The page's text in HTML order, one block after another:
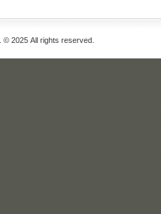
. © 2025 All rights reserved.